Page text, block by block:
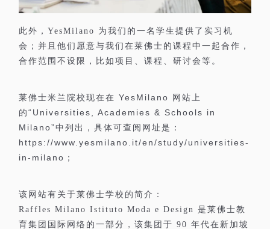
此外， YesMilano 为我们的一名学生提供了实习机
会；并且他们愿意与我们在莱佛士的课程中一起合作，
合作范围不设限，比如项目、课程、研讨会等。
莱佛士米兰院校现在在 YesMilano
网站上
的 “Universities, Academies & Schools in
Milano”中列出，具体可查阅网址是：
https://www.yesmilano.it/en/study/universities-
in-milano ；
该网站有关于莱佛士学校的简介：
Raffles Milano Istituto Moda e Design 是莱佛士教
育集团国际网络的一部分，该集团于 90 年代在新加坡